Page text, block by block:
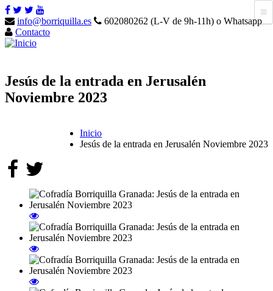
info@borriquilla.es
602080262 (L-V de 9h-11h) o Whatsapp
Contacto
Jesús de la entrada en Jerusalén
Noviembre 2023
Inicio
Jesús de la entrada en Jerusalén Noviembre 2023